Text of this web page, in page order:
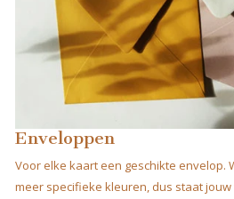
Enveloppen
Voor elke kaart een geschikte envelop.
meer specifieke kleuren, dus staat